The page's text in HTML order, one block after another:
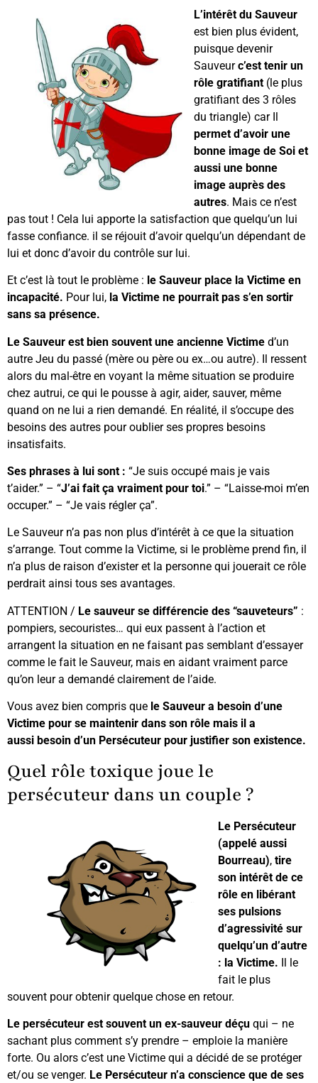
L’intérêt du Sauveur
est bien plus évident,
puisque devenir
Sauveurc’est tenir un
rôle gratifiant (le plus
gratifiant des 3 rôles
du triangle) car Il
permet d’avoir une
bonne image de Soi et
aussi une bonne
image auprès des
autres. Mais ce n’est
pas tout ! Cela lui apporte la satisfaction que quelqu’un lui
fasse confiance. il se réjouit d’avoir quelqu’un dépendant de
lui et donc d’avoir du contrôle sur lui.
Et c’est là tout le problème : le Sauveur place la Victime en
incapacité. Pour lui, la Victime ne pourrait pas s’en sortir
sans sa présence.
Le Sauveur est bien souvent une ancienne Victime d’un
autre Jeu du passé (mère ou père ou ex…ou autre). Il ressent
alors du mal-être en voyant la même situation se produire
chez autrui, ce qui le pousse à agir, aider, sauver, même
quand on ne lui a rien demandé. En réalité, il s’occupe des
besoins des autres pour oublier ses propres besoins
insatisfaits.
Ses phrases à lui sont : “Je suis occupé mais je vais
t’aider.” – “J’ai fait ça vraiment pour toi.” – “Laisse-moi m’en
occuper.” – “Je vais régler ça”.
Le Sauveur n’a pas non plus d’intérêt à ce que la situation
s’arrange. Tout comme la Victime, si le problème prend fin, il
n’a plus de raison d’exister et la personne qui jouerait ce rôle
perdrait ainsi tous ses avantages.
ATTENTION / Le sauveur se différencie des “sauveteurs” :
pompiers, secouristes… qui eux passent à l’action et
arrangent la situation en ne faisant pas semblant d’essayer
comme le fait le Sauveur, mais en aidant vraiment parce
qu’on leur a demandé clairement de l’aide.
Vous avez bien compris que le Sauveur a besoin d’une
Victime pour se maintenir dans son rôle mais il a
aussi besoin d’un Persécuteur pour justifier son existence.
Quel rôle toxique joue le
persécuteur dans un couple ?
Le Persécuteur
(appelé aussi
Bourreau), tire
son intérêt de ce
rôle en libérant
ses pulsions
d’agressivité sur
quelqu’un d’autre
: la Victime. Il le
fait le plus
souvent pour obtenir quelque chose en retour.
Le persécuteur est souvent un ex-sauveur déçu qui – ne
sachant plus comment s’y prendre – emploie la manière
forte. Ou alors c’est une Victime qui a décidé de se protéger
et/ou se venger. Le Persécuteur n’a conscience que de ses